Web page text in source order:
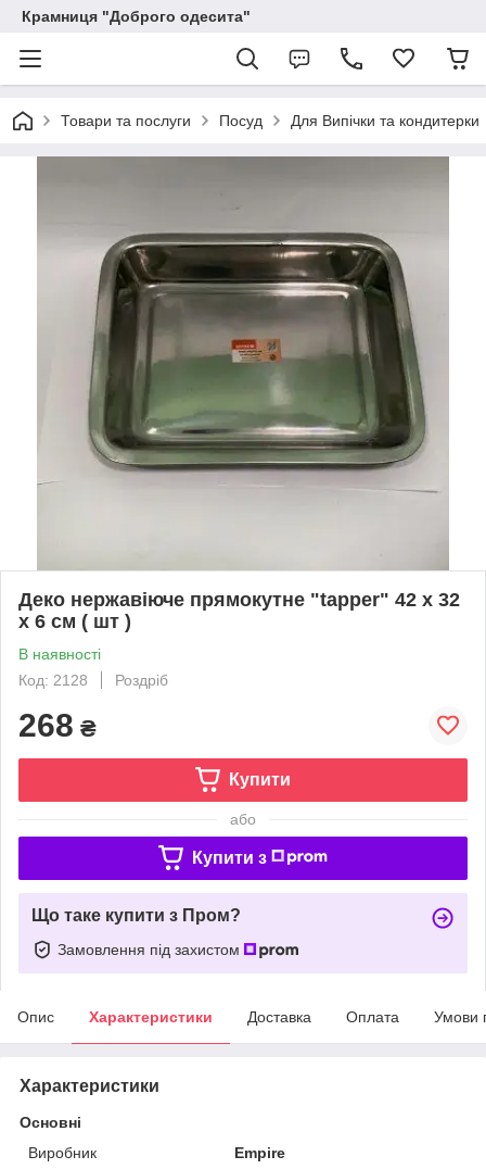
Крамниця "Доброго одесита"
Товари та послуги Посуд Для Випічки та кондитерки
Деко нержавіюче прямокутне "tapper" 42 х 32
х 6 см ( шт )
В наявності
Код: 2128
Роздріб
268 ₴
Купити
або
Купити з
Що таке купити з Пром?
Замовлення під захистом
Опис Характеристики Доставка Оплата Умови
Характеристики
Основні
Виробник
Empire